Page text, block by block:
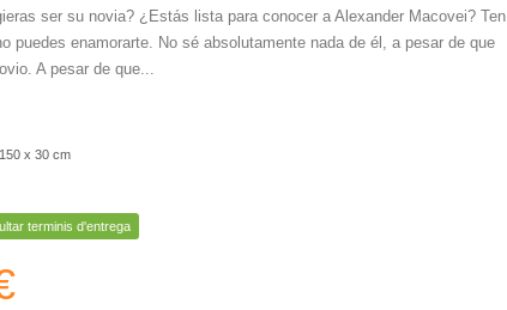
ser su novia? ¿Estás lista para conocer a Alexander Macovei? Ten
puedes enamorarte. No sé absolutamente nada de él, a pesar de que
A pesar de que...
x 30 cm
terminis d'entrega